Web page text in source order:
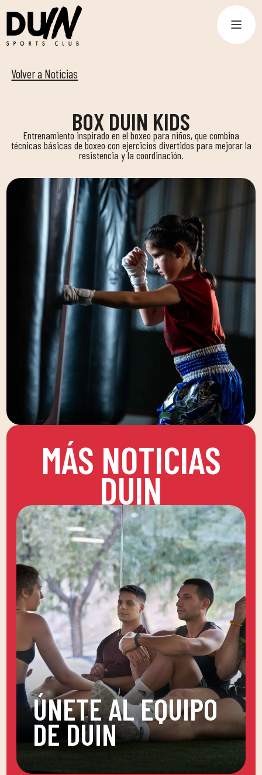
Volver a Noticias
BOX DUIN KIDS
Entrenamiento inspirado en el boxeo para niños, que combina
técnicas básicas de boxeo con ejercicios divertidos para mejorar la
resistencia y la coordinación.
MÁS NOTICIAS
DUIN
ÚNETE AL EQUIPO
DE DUIN